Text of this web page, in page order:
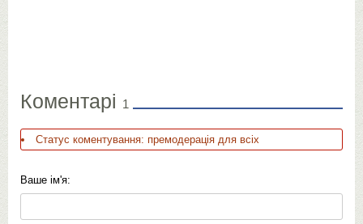
Коментарі 1
Статус коментування: премодерація для всіх
Ваше ім'я: